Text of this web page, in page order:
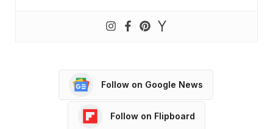
Follow on Google News
Follow on Flipboard